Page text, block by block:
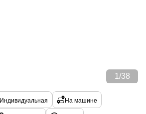
1 /38
Индивидуальная На машине